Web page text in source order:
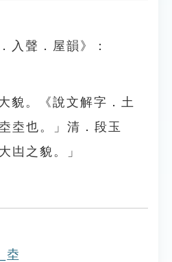
入聲．屋韻》：
貌。《說文解字．土
坴也。」清．段玉
凷之貌。」
坴